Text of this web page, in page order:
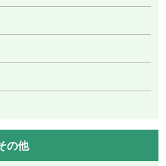
の他